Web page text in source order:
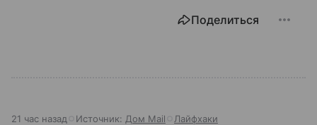
Поделиться
21 час назад Источник: Дом Mail Лайфхаки